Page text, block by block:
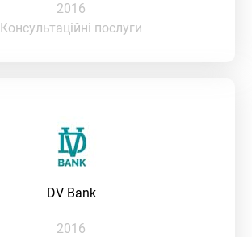
2016
Консультаційні послуги
DV Bank
2016